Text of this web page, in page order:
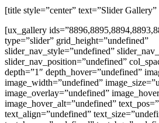
[title style=”center” text=”Slider
[ux_gallery
type=”slider” grid_height=”undefined”
slider_nav_style=”undefined”
slider_nav_position=”undefined”
depth=”1″ depth_hover=”undefined”
image_width=”undefined”
image_overlay=”undefined”
image_hover_alt=”undefined”
text_align=”undefined”